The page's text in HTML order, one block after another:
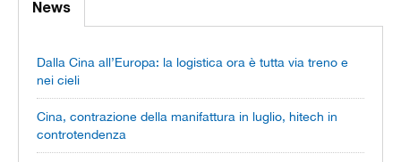
News
Dalla Cina all’Europa: la logistica ora è tutta via treno e
nei cieli
Cina, contrazione della manifattura in luglio, hitech in
controtendenza